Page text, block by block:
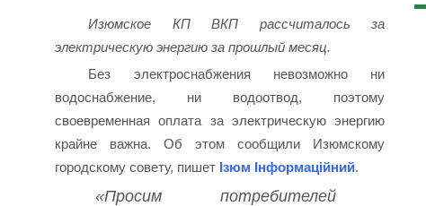
Изюмское КП ВКП рассчиталось за
электрическую энергию за прошлый месяц.
Без электроснабжения невозможно ни
водоснабжение, ни водоотвод, поэтому
своевременная оплата за электрическую энергию
крайне важна. Об этом сообщили Изюмскому
городскому совету, пишет Ізюм Інформаційний.
«Просим потребителей